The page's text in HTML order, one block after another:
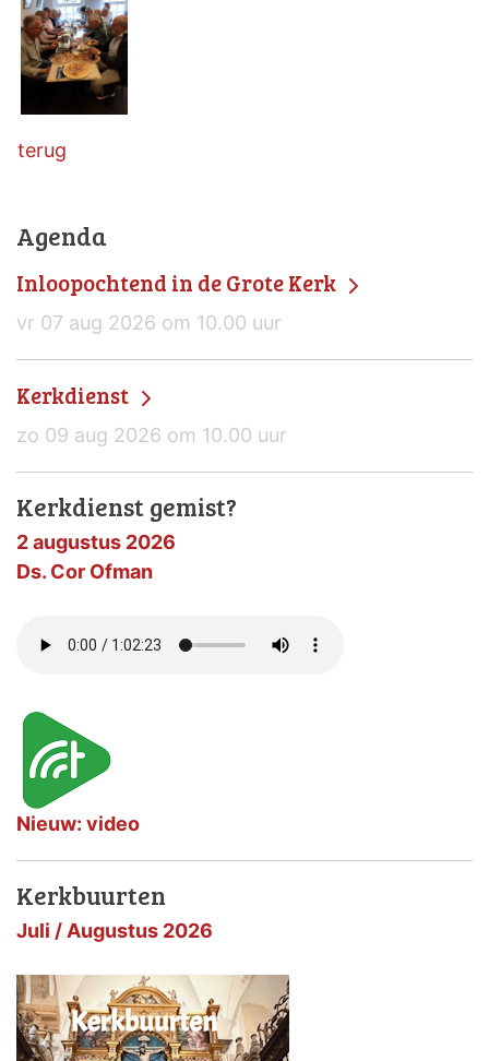
terug
Agenda
Inloopochtend in de Grote Kerk
vr 07 aug 2026 om 10.00 uur
Kerkdienst
zo 09 aug 2026 om 10.00 uur
Kerkdienst gemist?
2 augustus 2026
Ds. Cor Ofman
Nieuw: video
Kerkbuurten
Juli / Augustus 2026